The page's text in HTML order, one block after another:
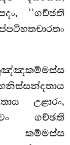
‘‘ගච්ඡති
උළාරං,
ගච්ඡති
කම්මස්ස